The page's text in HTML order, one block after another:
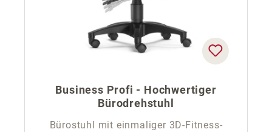
Business Profi - Hochwertiger
Bürodrehstuhl
Bürostuhl mit einmaliger 3D-Fitness-